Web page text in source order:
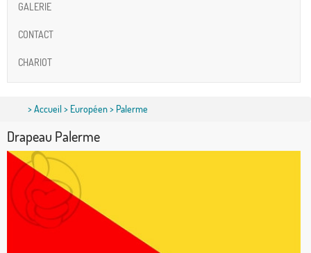
GALERIE
CONTACT
CHARIOT
>Accueil> Européen> Palerme
Drapeau Palerme